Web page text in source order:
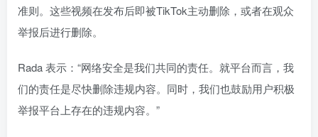
准则。这些视频在发布后即被TikTok主动删除，或者在观众
举报后进行删除。
Rada 表示：“网络安全是我们共同的责任。就平台而言，我
们的责任是尽快删除违规内容。同时，我们也鼓励用户积极
举报平台上存在的违规内容。”